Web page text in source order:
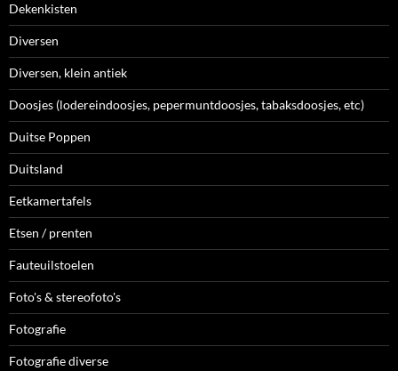
Dekenkisten
Diversen
Diversen, klein antiek
Doosjes (lodereindoosjes, pepermuntdoosjes, tabaksdoosjes, etc)
Duitse Poppen
Duitsland
Eetkamertafels
Etsen / prenten
Fauteuilstoelen
Foto's & stereofoto's
Fotografie
Fotografie diverse